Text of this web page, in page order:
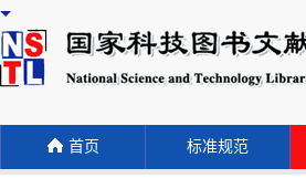
首页 标准规范